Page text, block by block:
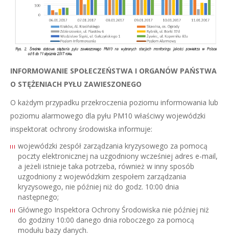
INFORMOWANIE SPOŁECZEŃSTWA I ORGANÓW PAŃSTWA
O STĘŻENIACH PYŁU ZAWIESZONEGO
O każdym przypadku przekroczenia poziomu informowania lub
poziomu alarmowego dla pyłu PM10 właściwy wojewódzki
inspektorat ochrony środowiska informuje:
wojewódzki zespół zarządzania kryzysowego za pomocą
poczty elektronicznej na uzgodniony wcześniej adres e-mail,
a jeżeli istnieje taka potrzeba, również w inny sposób
uzgodniony z wojewódzkim zespołem zarządzania
kryzysowego, nie później niż do godz. 10:00 dnia
następnego;
Głównego Inspektora Ochrony Środowiska nie później niż
do godziny 10:00 danego dnia roboczego za pomocą
modułu bazy danych.